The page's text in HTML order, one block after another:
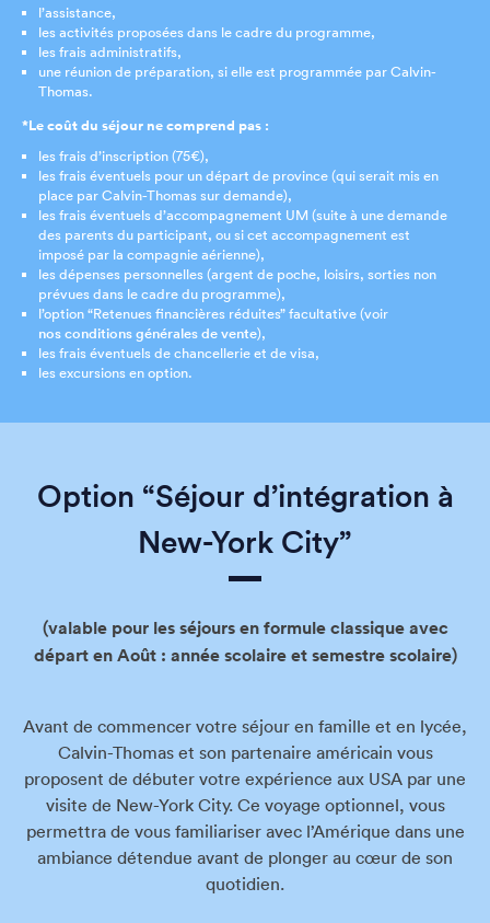
l’assistance,
les activités proposées dans le cadre du programme,
les frais administratifs,
une réunion de préparation, si elle est programmée par Calvin-
Thomas.
*Le coût du séjour ne comprend pas :
les frais d’inscription (75€),
les frais éventuels pour un départ de province (qui serait mis en
place par Calvin-Thomas sur demande),
les frais éventuels d’accompagnement UM (suite à une demande
des parents du participant, ou si cet accompagnement est
imposé par la compagnie aérienne),
les dépenses personnelles (argent de poche, loisirs, sorties non
prévues dans le cadre du programme),
l’option “Retenues financières réduites” facultative (voir
nos conditions générales de vente),
les frais éventuels de chancellerie et de visa,
les excursions en option.
Option “Séjour d’intégration à
New-York City”
(valable pour les séjours en formule classique avec
départ en Août : année scolaire et semestre scolaire)
Avant de commencer votre séjour en famille et en lycée,
Calvin-Thomas et son partenaire américain vous
proposent de débuter votre expérience aux USA par une
visite de New-York City. Ce voyage optionnel, vous
permettra de vous familiariser avec l’Amérique dans une
ambiance détendue avant de plonger au cœur de son
quotidien.